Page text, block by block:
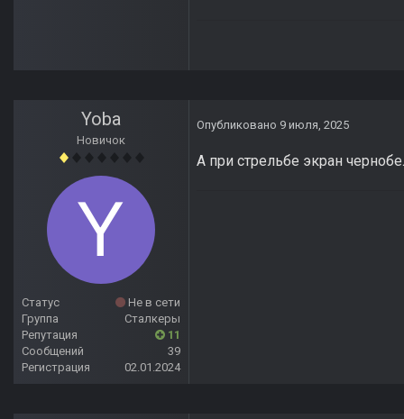
Yoba
Новичок
Статус
Не в сети
Группа
Сталкеры
Репутация
11
Сообщений
39
Регистрация
02.01.2024
Опубликовано 9 июля, 2025
А при стрельбе экран